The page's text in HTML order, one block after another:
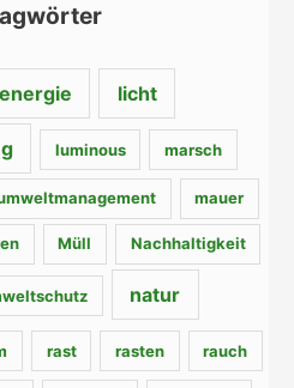
energie licht
luminous marsch
mauer
Müll Nachhaltigkeit
natur
rast rasten rauch